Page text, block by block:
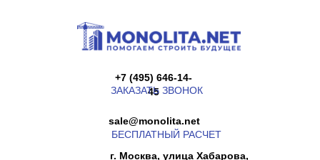
г. Москва, улица Хабарова,
ПН-ПТ С 7:00 ДО 18:00
45
ЗАКАЗАТЬ ЗВОНОК
БЕСПЛАТНЫЙ РАСЧЕТ